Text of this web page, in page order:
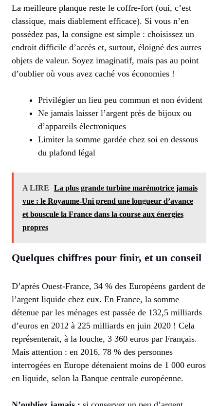
La meilleure planque reste le coffre-fort (oui, c’est
classique, mais diablement efficace). Si vous n’en
possédez pas, la consigne est simple : choisissez un
endroit difficile d’accès et, surtout, éloigné des autres
objets de valeur. Soyez imaginatif, mais pas au point
d’oublier où vous avez caché vos économies !
Privilégier un lieu peu commun et non évident
Ne jamais laisser l’argent près de bijoux ou
d’appareils électroniques
Limiter la somme gardée chez soi en dessous
du plafond légal
A LIRE
La plus grande turbine marémotrice jamais
vue : le Royaume-Uni prend une longueur d’avance
et bouscule la France dans la course aux énergies
propres
Quelques chiffres pour finir, et un conseil
D’après Ouest-France, 34 % des Européens gardent de
l’argent liquide chez eux. En France, la somme
détenue par les ménages est passée de 132,5 milliards
d’euros en 2012 à 225 milliards en juin 2020 ! Cela
représenterait, à la louche, 3 360 euros par Français.
Mais attention : en 2016, 78 % des personnes
interrogées en Europe détenaient moins de 1 000 euros
en liquide, selon la Banque centrale européenne.